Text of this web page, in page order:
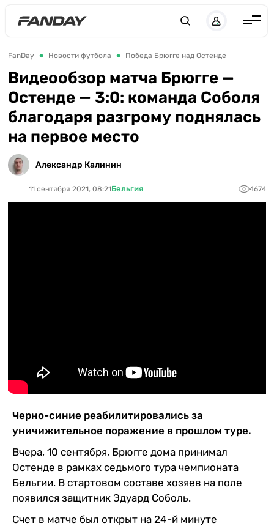
Англия
Испания
Германия
Италия
Франция
Украина
ЛЧ
FanDay Новости футбола Победа Брюгге над Остенде
Видеообзор матча Брюгге —
Остенде — 3:0: команда Соболя
благодаря разгрому поднялась
на первое место
Александр Калинин
Бельгия
11 сентября 2021, 08:21 4674
Черно-синие реабилитировались за
уничижительное поражение в прошлом туре.
Вчера, 10 сентября, Брюгге дома принимал
Остенде в рамках седьмого тура чемпионата
Бельгии. В стартовом составе хозяев на поле
появился защитник Эдуард Соболь.
Счет в матче был открыт на 24-й минуте